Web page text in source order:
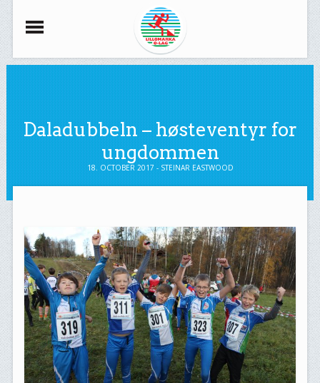
Daladubbeln – høsteventyr for
ungdommen
18. OCTOBER 2017 - STEINAR EASTWOOD